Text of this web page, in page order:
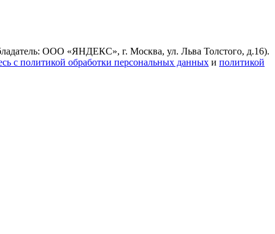
ООО «ЯНДЕКС», г. Москва, ул. Льва Толстого, д.16).
с политикой обработки персональных данных и политикой